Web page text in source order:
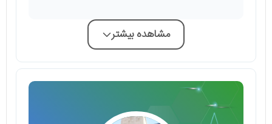
مشاهده بیشتر